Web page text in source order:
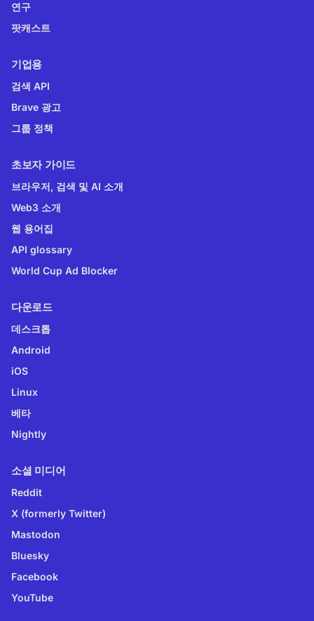
연구
팟캐스트
기업용
검색 API
Brave 광고
그룹 정책
초보자 가이드
브라우저, 검색 및 AI 소개
Web3 소개
웹 용어집
API glossary
World Cup Ad Blocker
다운로드
데스크톱
Android
iOS
Linux
베타
Nightly
소셜 미디어
Reddit
X (formerly Twitter)
Mastodon
Bluesky
Facebook
YouTube